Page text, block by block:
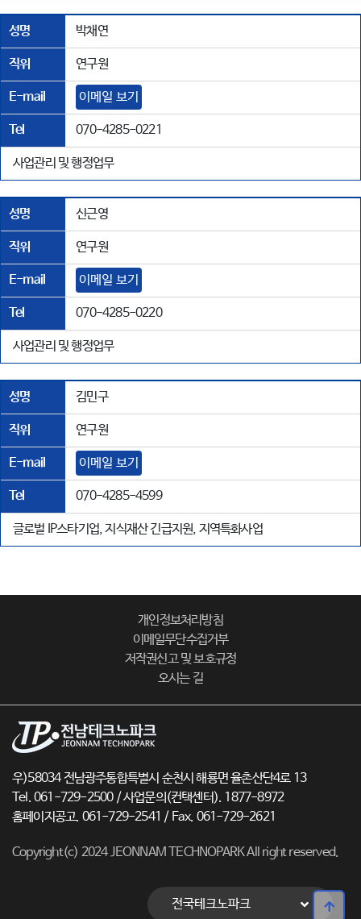
성명 박채연
직위 연구원
E-mail 이메일 보기
Tel 070-4285-0221
사업관리 및 행정업무
성명 신근영
직위 연구원
E-mail 이메일 보기
Tel 070-4285-0220
사업관리 및 행정업무
성명 김민구
직위 연구원
E-mail 이메일 보기
Tel 070-4285-4599
글로벌 IP스타기업, 지식재산 긴급지원, 지역특화사업
개인정보처리방침
이메일무단수집거부
저작권신고 및 보호규정
오시는 길
우)58034 전남광주통합특별시 순천시 해룡면 율촌산단4로 13
Tel. 061-729-2500 / 사업문의(컨택센터). 1877-8972
홈페이지공고. 061-729-2541 / Fax. 061-729-2621
Copyright(c) 2024 JEONNAM TECHNOPARK All right reserved.
전국테크노파크